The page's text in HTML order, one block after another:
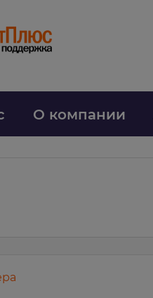
О компании